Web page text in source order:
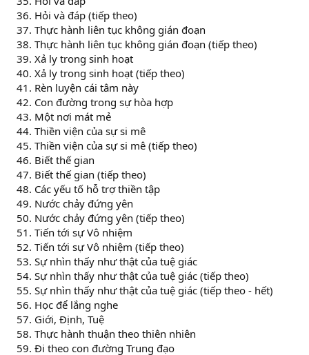
Hỏi và đáp (tiếp theo)
Thực hành liên tục không gián đoạn
Thực hành liên tục không gián đoạn (tiếp theo)
Xả ly trong sinh hoạt
Xả ly trong sinh hoạt (tiếp theo)
Rèn luyện cái tâm này
Con đường trong sự hòa hợp
Một nơi mát mẻ
Thiền viện của sự si mê
Thiền viện của sự si mê (tiếp theo)
Biết thế gian
Biết thế gian (tiếp theo)
Các yếu tố hỗ trợ thiền tập
Nước chảy đứng yên
Nước chảy đứng yên (tiếp theo)
Tiến tới sự Vô nhiệm
Tiến tới sự Vô nhiệm (tiếp theo)
Sự nhìn thấy như thật của tuệ giác
Sự nhìn thấy như thật của tuệ giác (tiếp theo)
Sự nhìn thấy như thật của tuệ giác (tiếp theo - hết)
Học để lắng nghe
Giới, Định, Tuệ
Thực hành thuận theo thiên nhiên
Đi theo con đường Trung đạo